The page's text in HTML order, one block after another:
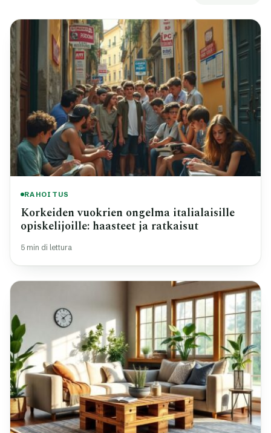
RAHOITUS
Korkeiden vuokrien ongelma italialaisille
opiskelijoille: haasteet ja ratkaisut
5 min di lettura